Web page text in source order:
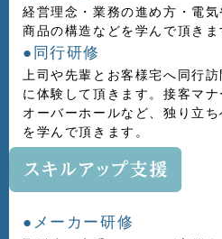
経営理念・業務の進め方・電気
商品の構造などを学んで頂きま
●同行研修
上司や先輩とお客様宅へ同行
に体験して頂きます。接客マ
オーバーホールなど、独り立
を学んで頂きます。
●メーカー研修